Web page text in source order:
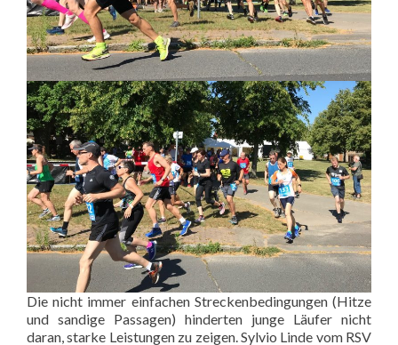
Die nicht immer einfachen Streckenbedingungen (Hitze
und sandige Passagen) hinderten junge Läufer nicht
daran, starke Leistungen zu zeigen. Sylvio Linde vom RSV